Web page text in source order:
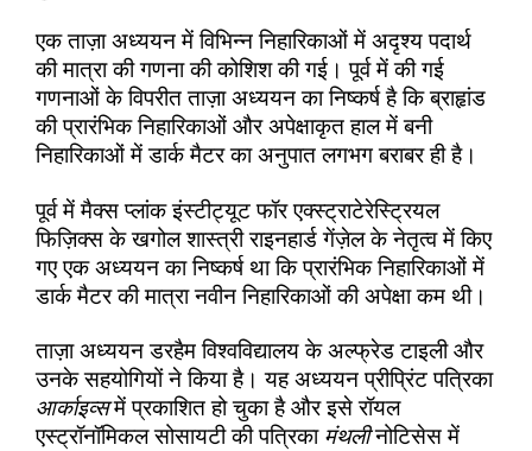
एक ताज़ा अध्ययन में विभिन्न निहारिकाओं में अदृश्य पदार्थ
की मात्रा की गणना की कोशिश की गई। पूर्व में की गई
गणनाओं के विपरीत ताज़ा अध्ययन का निष्कर्ष है कि ब्राहृांड
की प्रारंभिक निहारिकाओं और अपेक्षाकृत हाल में बनी
निहारिकाओं में डार्क मैटर का अनुपात लगभग बराबर ही है।
पूर्व में मैक्स प्लांक इंस्टीट्यूट फॉर एक्स्ट्राटेरेस्ट्रियल
फिज़िक्स के खगोल शास्त्री राइनहार्ड गेंज़ेल के नेतृत्व में किए
गए एक अध्ययन का निष्कर्ष था कि प्रारंभिक निहारिकाओं में
डार्क मैटर की मात्रा नवीन निहारिकाओं की अपेक्षा कम थी।
ताज़ा अध्ययन डरहैम विश्वविद्यालय के अल्फ्रेड टाइली और
उनके सहयोगियों ने किया है। यह अध्ययन प्रीप्रिंट पत्रिका
आर्काइव्समें प्रकाशित हो चुका है और इसे रॉयल
एस्ट्रॉनॉमिकल सोसायटी की पत्रिका मंथलीनोटिसेस में